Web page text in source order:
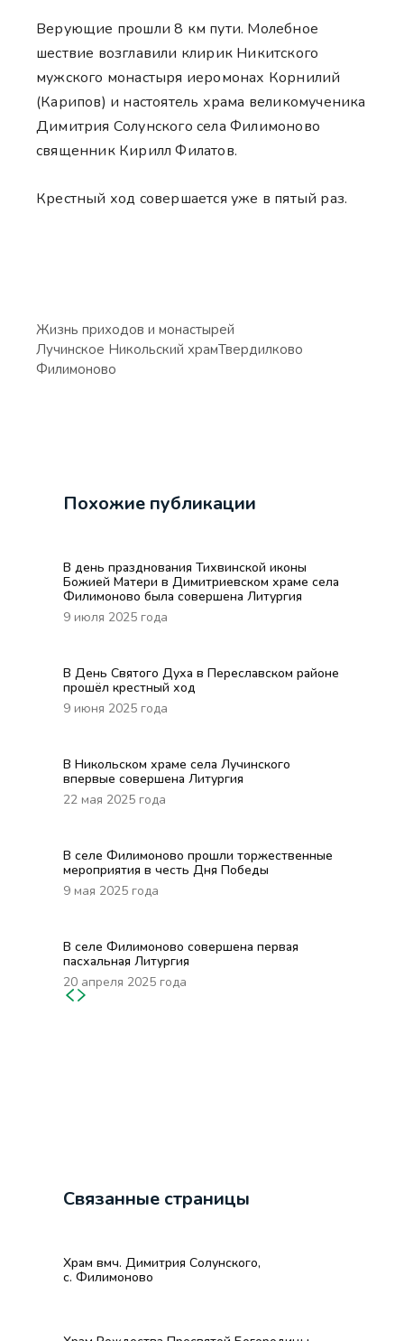
Верующие прошли 8 км пути. Молебное
шествие возглавили клирик Никитского
мужского монастыря иеромонах Корнилий
(Карипов) и настоятель храма великомученика
Димитрия Солунского села Филимоново
священник Кирилл Филатов.
Крестный ход совершается уже в пятый раз.
Жизнь приходов и монастырей
Лучинское Никольский храмТвердилково
Филимоново
Похожие публикации
В день празднования Тихвинской иконы
Божией Матери в Димитриевском храме села
Филимоново была совершена Литургия
9 июля 2025 года
В День Святого Духа в Переславском районе
прошёл крестный ход
9 июня 2025 года
В Никольском храме села Лучинского
впервые совершена Литургия
22 мая 2025 года
В селе Филимоново прошли торжественные
мероприятия в честь Дня Победы
9 мая 2025 года
В селе Филимоново совершена первая
пасхальная Литургия
20 апреля 2025 года
Связанные страницы
Храм вмч. Димитрия Солунского,
с. Филимоново